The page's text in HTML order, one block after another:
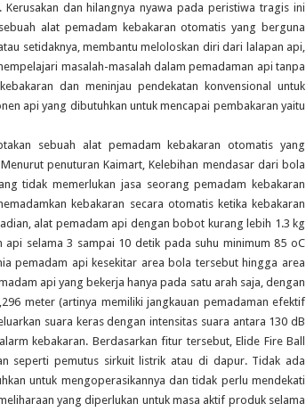
dan hilangnya nyawa pada peristiwa tragis ini
alat pemadam kebakaran otomatis yang berguna
setidaknya, membantu meloloskan diri dari lalapan api,
masalah-masalah dalam pemadaman api tanpa
dan meninjau pendekatan konvensional untuk
api yang dibutuhkan untuk mencapai pembakaran yaitu
sebuah alat pemadam kebakaran otomatis yang
penuturan Kaimart, Kelebihan mendasar dari bola
tidak memerlukan jasa seorang pemadam kebakaran
kebakaran secara otomatis ketika kebakaran
alat pemadam api dengan bobot kurang lebih 1.3 kg
selama 3 sampai 10 detik pada suhu minimum 85 oC
pemadam api kesekitar area bola tersebut hingga area
api yang bekerja hanya pada satu arah saja, dengan
meter (artinya memiliki jangkauan pemadaman efektif
suara keras dengan intensitas suara antara 130 dB
kebakaran. Berdasarkan fitur tersebut, Elide Fire Ball
seperti pemutus sirkuit listrik atau di dapur. Tidak ada
untuk mengoperasikannya dan tidak perlu mendekati
yang diperlukan untuk masa aktif produk selama